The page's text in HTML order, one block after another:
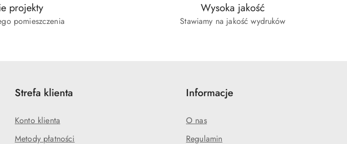
projekty
pomieszczenia
Wysoka jakość
Stawiamy na jakość wydruków
Strefa klienta
Konto klienta
Metody płatności
Informacje
O nas
Regulamin